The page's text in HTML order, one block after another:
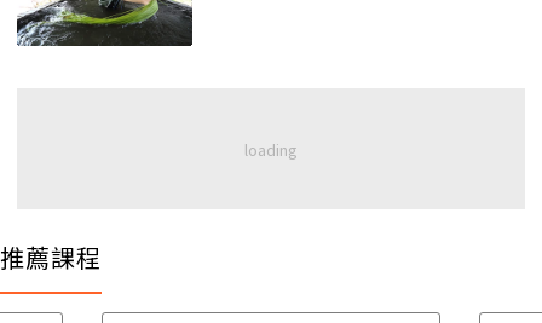
推薦課程